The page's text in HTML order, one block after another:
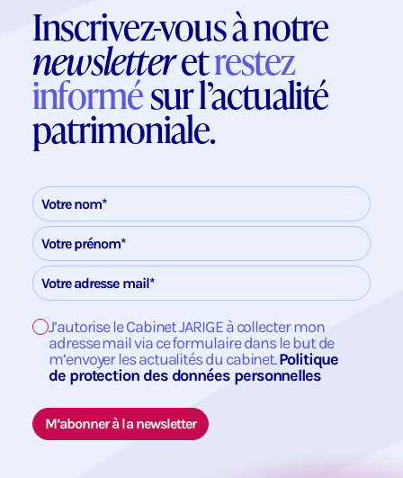
Inscrivez-vous à notre
newsletteretrestez
informésur l’actualité
patrimoniale.
J’autorise le Cabinet JARIGE à collecter mon
adresse mail via ce formulaire dans le but de
m’envoyer les actualités du cabinet.Politique
de protection des données personnelles
M’abonner à la newsletter